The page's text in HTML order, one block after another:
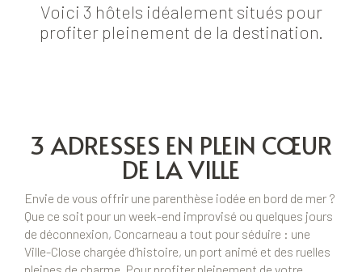
Voici 3 hôtels idéalement situés pour
profiter pleinement de la destination.
3 ADRESSES EN PLEIN CŒUR
DE LA VILLE
Envie de vous offrir une parenthèse iodée en bord de mer ?
Que ce soit pour un week-end improvisé ou quelques jours
de déconnexion, Concarneau a tout pour séduire : une
Ville-Close chargée d’histoire, un port animé et des ruelles